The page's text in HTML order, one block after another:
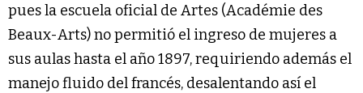
pues la escuela oficial de Artes (Académie des
Beaux-Arts) no permitió el ingreso de mujeres a
sus aulas hasta el año 1897, requiriendo además el
manejo fluido del francés, desalentando así el